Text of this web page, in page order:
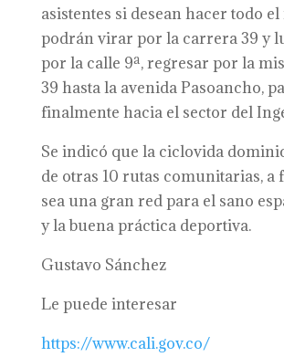
asistentes si desean hacer todo
podrán virar por la carrera 39 y
por la calle 9ª, regresar por la
39 hasta la avenida Pasoancho,
finalmente hacia el sector del
Se indicó que la ciclovida
de otras 10 rutas comunitarias, a
sea una gran red para el sano
y la buena práctica deportiva.
Gustavo Sánchez
Le puede interesar
https://www.cali.gov.co/